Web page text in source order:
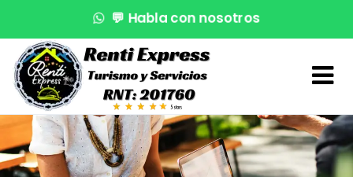
¡Reserva en segundos! 🚤 Atención VIP
💬 Habla con nosotros